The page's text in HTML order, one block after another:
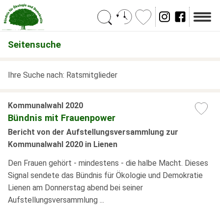
Suchen
Seitensuche
Ihre Suche nach: Ratsmitglieder
Kommunalwahl 2020
Bündnis mit Frauenpower
Bericht von der Aufstellungsversammlung zur
Kommunalwahl 2020 in Lienen
Den Frauen gehört - mindestens - die halbe Macht. Dieses
Signal sendete das Bündnis für Ökologie und Demokratie
Lienen am Donnerstag abend bei seiner
Aufstellungsversammlung ...